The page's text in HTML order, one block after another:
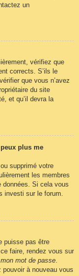
un
vérifiez que
corrects. S’ils le
que vous n’avez
du site
et qu’il devra la
plus me
supprimé votre
les membres
données. Si cela vous
investi sur le forum.
puisse pas être
faire, rendez vous sur
mon mot de passe.
à nouveau vous